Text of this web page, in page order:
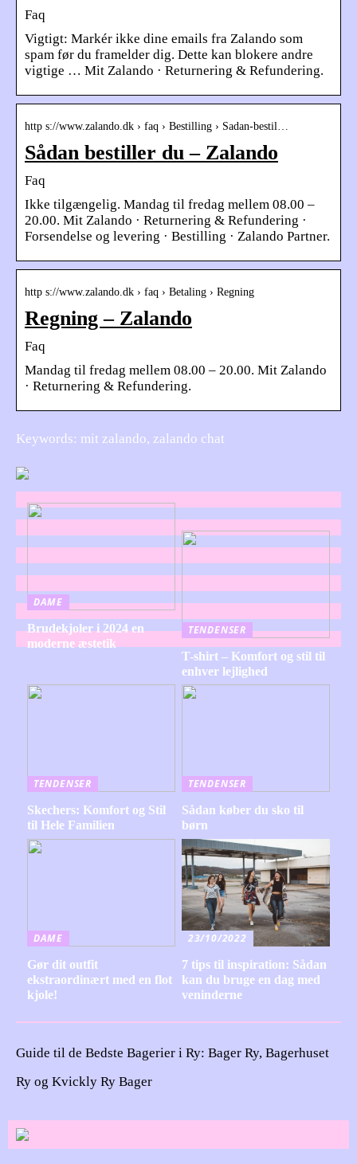
Faq
Vigtigt: Markér ikke dine emails fra Zalando som
spam før du framelder dig. Dette kan blokere andre
vigtige … Mit Zalando · Returnering & Refundering.
http s://www.zalando.dk › faq › Bestilling › Sadan-bestil…
Sådan bestiller du – Zalando
Faq
Ikke tilgængelig. Mandag til fredag mellem 08.00 –
20.00. Mit Zalando · Returnering & Refundering ·
Forsendelse og levering · Bestilling · Zalando Partner.
http s://www.zalando.dk › faq › Betaling › Regning
Regning – Zalando
Faq
Mandag til fredag mellem 08.00 – 20.00. Mit Zalando
· Returnering & Refundering.
Keywords: mit zalando, zalando chat
DAME
Brudekjoler i 2024 en
moderne æstetik
TENDENSER
T-shirt – Komfort og stil til
enhver lejlighed
TENDENSER
Skechers: Komfort og Stil
til Hele Familien
TENDENSER
Sådan køber du sko til
børn
DAME
Gør dit outfit
ekstraordinært med en flot
kjole!
23/10/2022
7 tips til inspiration: Sådan
kan du bruge en dag med
veninderne
Guide til de Bedste Bagerier i Ry: Bager Ry, Bagerhuset
Ry og Kvickly Ry Bager